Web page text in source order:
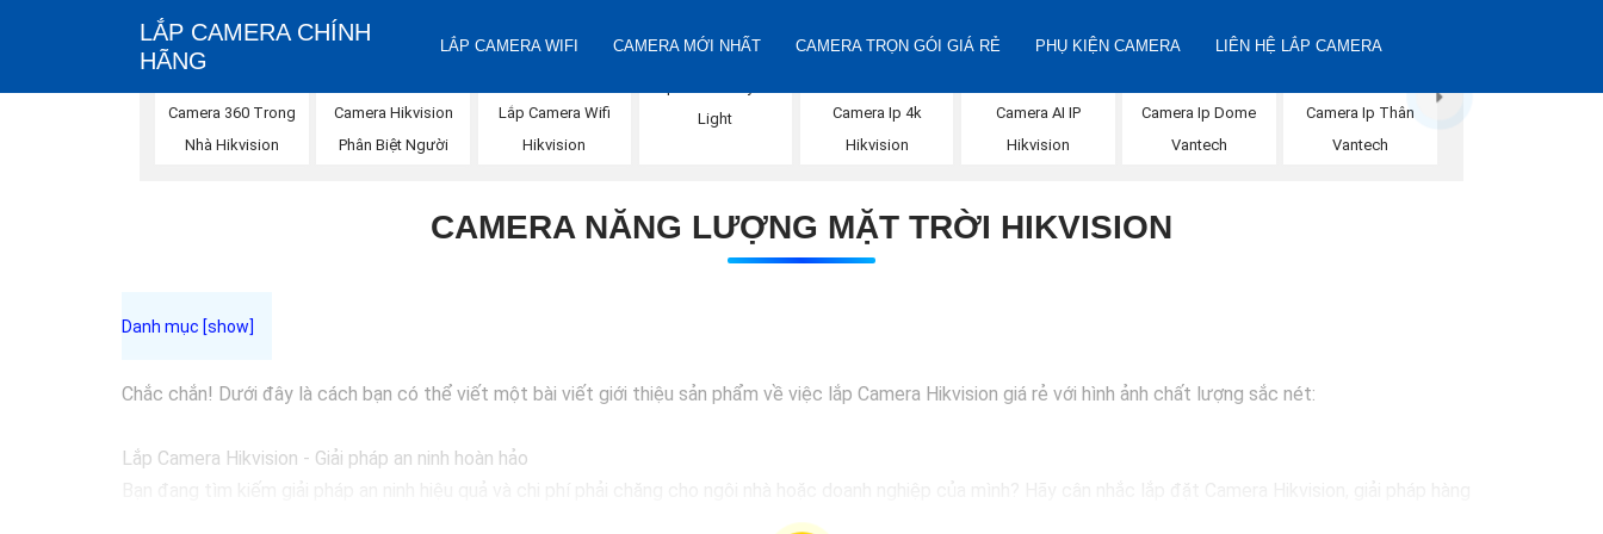
LẮP CAMERA CHÍNH
HÃNG
LẮP CAMERA WIFI CAMERA MỚI NHẤT CAMERA TRỌN GÓI GIÁ RẺ PHỤ KIỆN CAMERA LIÊN HỆ LẮP CAMERA
Camera 360 Trong
Nhà Hikvision
Camera Hikvision
Phân Biệt Người
Lắp Camera Wifi
Hikvision
Light
Camera Ip 4k
Hikvision
Camera AI IP
Hikvision
Camera Ip Dome
Vantech
Camera Ip Thân
Vantech
CAMERA NĂNG LƯỢNG MẶT TRỜI HIKVISION
Chắc chắn! Dưới đây là cách bạn có thể viết một bài viết giới thiệu sản phẩm về việc lắp Camera Hikvision giá rẻ với hình ảnh chất lượng sắc nét:
Lắp Camera Hikvision - Giải pháp an ninh hoàn hảo
đầu trong lĩnh vực an ninh và giám sát. Với chất lượng hình ảnh sắc nét và giá cả phải chăng, Camera Hikvision là sự lựa chọn lý tưởng cho việc bảo vệ tài sản và an